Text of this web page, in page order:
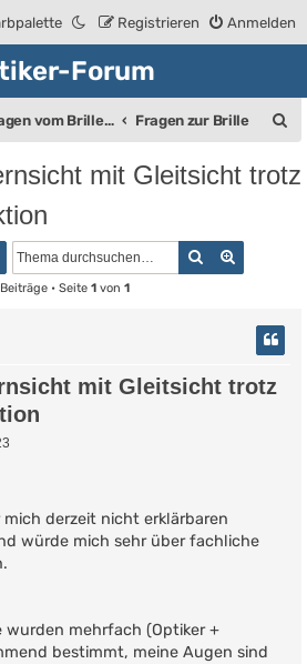
Anmelden
Registrieren
Forum
Fragen vom Brillenträger an den Augenoptiker Fragen zur Brille
c
mit Gleitsicht trotz
Suche
• Seite 1von 1
mit Gleitsicht trotz
derzeit nicht erklärbaren
würde mich sehr über fachliche
wurden mehrfach (Optiker +
bestimmt, meine Augen sind